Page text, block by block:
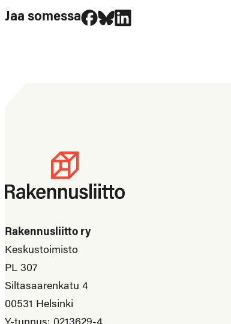
Jaa somessa
Jaa Facebookissa
Jaa Blueskyssa
Jaa LinkedIn:ssä
Rakennusliitto ry
Keskustoimisto
PL 307
Siltasaarenkatu 4
00531 Helsinki